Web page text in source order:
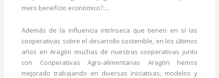
mero beneficio económico?....
Además de la influencia intrínseca que tienen en sí las
cooperativas sobre el desarrollo sostenible, en los últimos
años en Aragón muchas de nuestras cooperativas junto
con Cooperativas Agro-alimentarias Aragón hemos
mejorado trabajando en diversas iniciativas, modelos y